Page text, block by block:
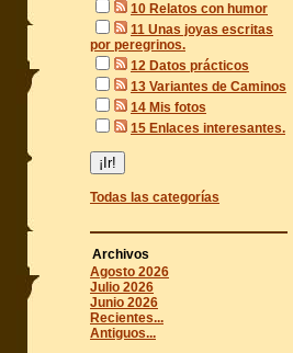
10 Relatos con humor
11 Unas joyas escritas
por peregrinos.
12 Datos prácticos
13 Variantes de Caminos
14 Mis fotos
15 Enlaces interesantes.
Todas las categorías
Archivos
Agosto 2026
Julio 2026
Junio 2026
Recientes...
Antiguos...